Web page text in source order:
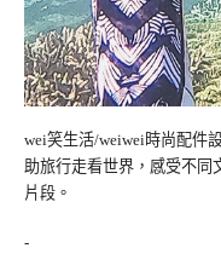
wei笑生活/weiwei時尚配件
助旅行走看世界，感受不
片段。
-